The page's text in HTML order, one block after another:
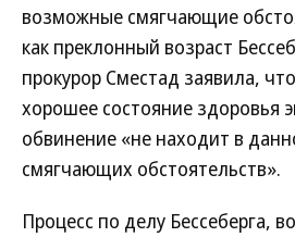
возможные смягчающие
как преклонный возраст
прокурор Сместад заявила,
хорошее состояние здоровья
обвинение «не находит в
смягчающих обстоятельств».
Процесс по делу Бессеберга,